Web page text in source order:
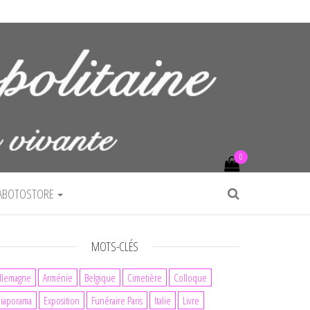
0
MOTS-CLÉS
Arménie Belgique Cimetière
Colloque
Exposition Funéraire Paris Italie Livre